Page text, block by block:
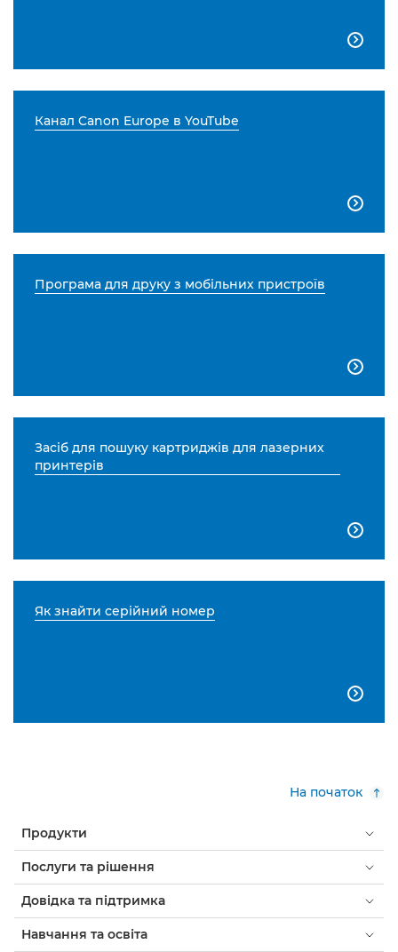

Канал Canon Europe в YouTube

Програма для друку з мобільних пристроїв

Засіб для пошуку картриджів для лазерних
принтерів

Як знайти серійний номер

На початок
Продукти
Послуги та рішення
Довідка та підтримка
Навчання та освіта